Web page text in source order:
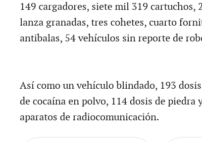
149 cargadores, siete mil 319 cartuchos,
lanza granadas, tres cohetes, cuarto
antibalas, 54 vehículos sin reporte de
Así como un vehículo blindado, 193
de cocaína en polvo, 114 dosis de piedra
aparatos de radiocomunicación.